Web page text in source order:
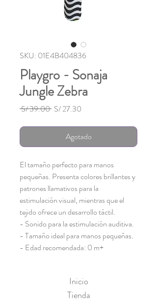
SKU: 01E4B404836
Playgro - Sonaja
Jungle Zebra
S/ 39.00 Precio
S/ 27.30
oferta
Agotado
El tamaño perfecto para manos
pequeñas. Presenta colores brillantes y
patrones llamativos para la
estimulación visual, mientras que el
tejido ofrece un desarrollo táctil.
- Sonido para la estimulación auditiva.
- Tamaño ideal para manos pequeñas.
- Edad recomendada: 0 m+
Inicio
Tienda